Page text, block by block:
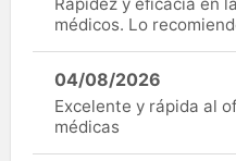
médicos. Lo
04/08/2026
Excelente y rápida al
médicas